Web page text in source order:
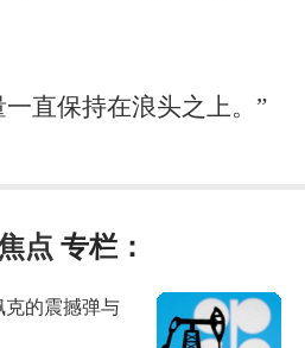
一直保持在浪头之上。”
点 专栏：
的震撼弹与